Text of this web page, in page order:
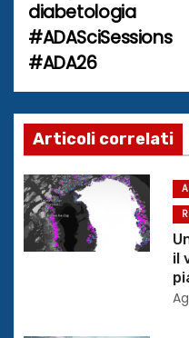
i
g
a
z
i
o
n
diabetologia
#ADASciSessions
#ADA26
Articoli correlati
il